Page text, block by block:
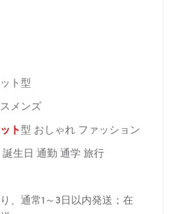
ト型
メンズ
ト型 おしゃれ ファッション
生日 通勤 通学 旅行
、通常1～3日以内発送；在